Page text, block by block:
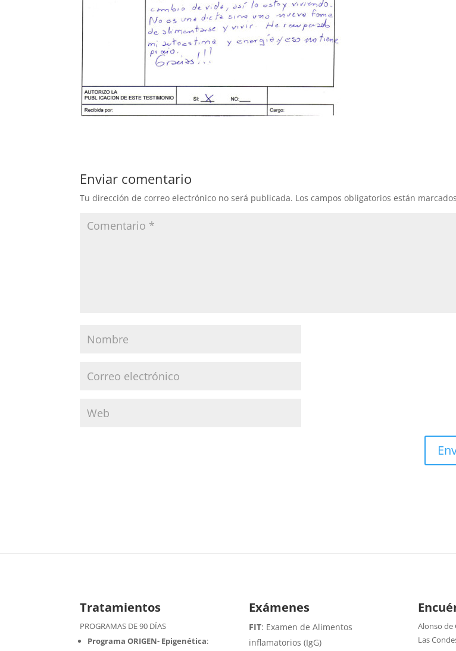
Enviar comentario
Tu dirección de correo electrónico no será publicada. Los campos obligatorios están
Tratamientos
PROGRAMAS DE 90 DÍAS
Programa ORIGEN- Epigenética:
Exámenes
FIT: Examen de Alimentos
inflamatorios (IgG)
Alonso de
Las